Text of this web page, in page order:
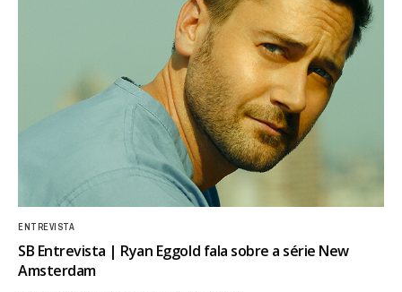
ENTREVISTA
SB Entrevista | Ryan Eggold fala sobre a série New
Amsterdam